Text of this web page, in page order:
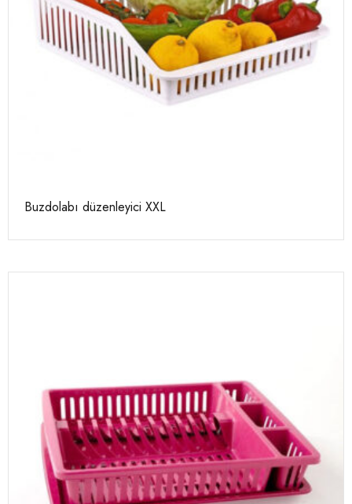
Buzdolabı düzenleyici XXL